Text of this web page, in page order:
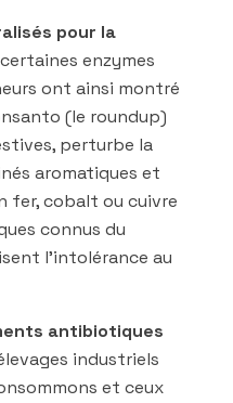
pour la
enzymes
ont ainsi montré
(le roundup)
perturbe la
aromatiques et
fer, cobalt ou cuivre
connus du
l’intolérance au
antibiotiques
industriels
et ceux